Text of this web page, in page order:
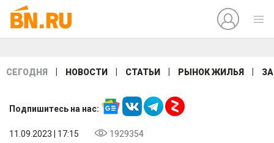
СЕГОДНЯ НОВОСТИ СТАТЬИ РЫНОК ЖИЛЬЯ
Подпишитесь на нас:
11.09.2023 | 17:15 1929354